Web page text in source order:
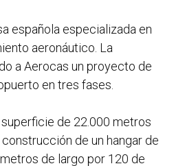
española especializada en
aeronáutico. La
a Aerocas un proyecto de
en tres fases.
de 22.000 metros
de un hangar de
de largo por 120 de